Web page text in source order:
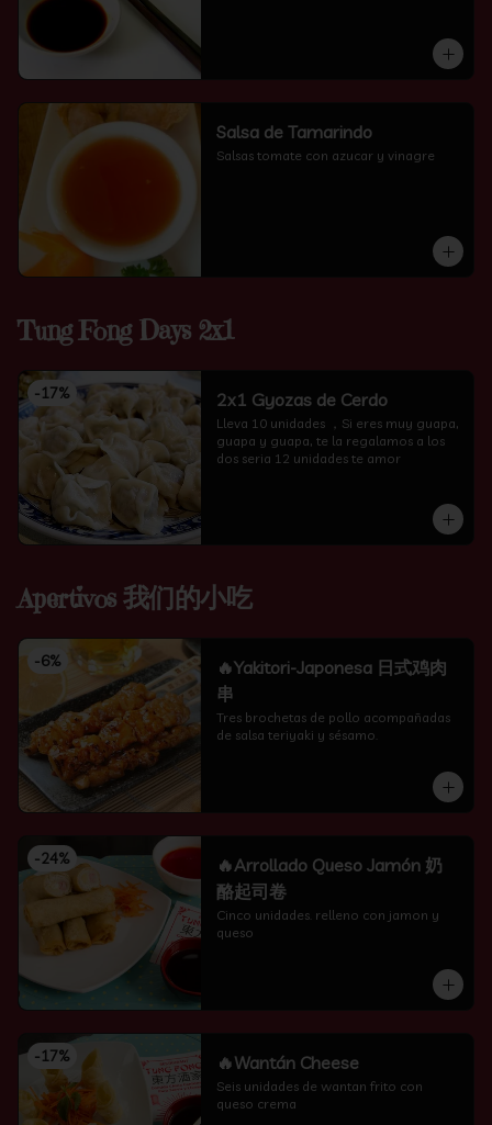
Salsa de Tamarindo
Salsas tomate con azucar y vinagre
Tung Fong Days 2x1
-17% 2x1 Gyozas de Cerdo
Lleva 10 unidades ，Si eres muy guapa,
guapa y guapa, te la regalamos a los
dos seria 12 unidades te amor
Apertivos 我们的小吃
-6%
🔥Yakitori-Japonesa 日式鸡肉
串
Tres brochetas de pollo acompañadas
de salsa teriyaki y sésamo.
-24%
🔥Arrollado Queso Jamón 奶
酪起司卷
Cinco unidades. relleno con jamon y
queso
-17% 🔥Wantán Cheese
Seis unidades de wantan frito con
queso crema